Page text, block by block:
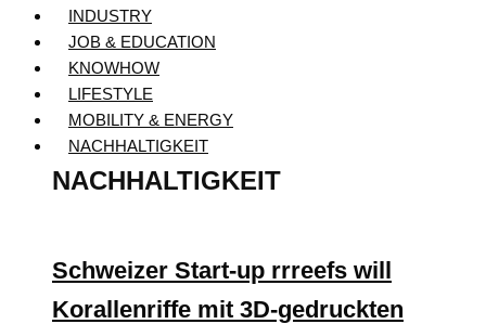
INDUSTRY
JOB & EDUCATION
KNOWHOW
LIFESTYLE
MOBILITY & ENERGY
NACHHALTIGKEIT
NACHHALTIGKEIT
Schweizer Start-up rrreefs will
Korallenriffe mit 3D-gedruckten